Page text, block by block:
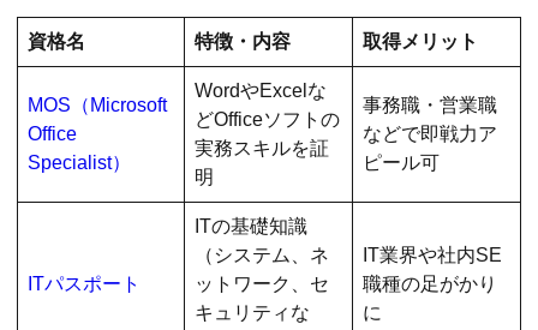
資格名 特徴・内容 取得メリット
MOS（Microsoft
Office
Specialist）
WordやExcelな
どOfficeソフトの
実務スキルを証
明
事務職・営業職
などで即戦力ア
ピール可
ITパスポート
ITの基礎知識
（システム、ネ
ットワーク、セ
キュリティな
IT業界や社内SE
職種の足がかり
に